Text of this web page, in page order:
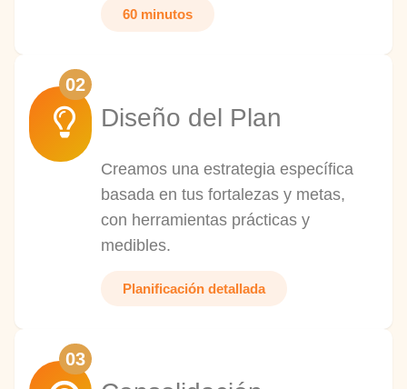
60 minutos
02
Diseño del Plan
Creamos una estrategia específica
basada en tus fortalezas y metas,
con herramientas prácticas y
medibles.
Planificación detallada
03